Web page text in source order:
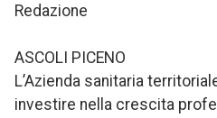
Redazione
ASCOLI PICENO
L’Azienda sanitaria
investire nella crescita